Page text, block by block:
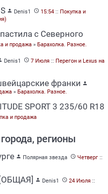
 Denis1  15:54 :: Покупка и
с Северного
и продажа » Барахолка. Разное.
Denis1  7 Июля :: Перегон и Lexus на
франки 
» Барахолка. Разное.
SPORT 3 235/60 R18
и продажа
регионы
 Полярная звезда  Четверг ::
[ОБЩАЯ]  Denis1  24 Июля ::